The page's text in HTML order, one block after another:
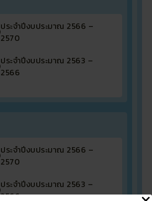
ประจำปีงบประมาณ 2566 –
2570
ประจำปีงบประมาณ 2563 –
2566
ประจำปีงบประมาณ 2566 –
2570
ประจำปีงบประมาณ 2563 –
2566